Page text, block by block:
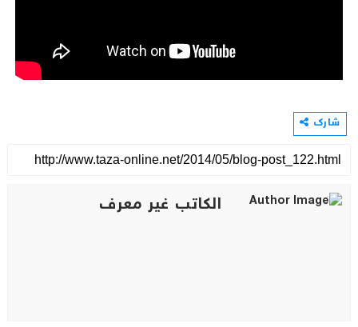
شارك
الكاتب غير معرف